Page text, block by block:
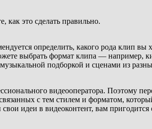
как это сделать правильно.
определить, какого рода клип
выбрать формат клипа — например,
подборкой и сценами из
видеооператора. Поэтому
с тем стилем и форматом,
свои идеи в видеоконтент, вам